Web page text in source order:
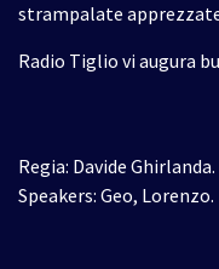
strampalate apprezzate
Radio Tiglio vi augura
Regia: Davide Ghirlanda.
Speakers: Geo, Lorenzo.